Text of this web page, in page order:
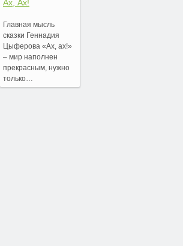
Ах, Ах!
Главная мысль
сказки Геннадия
Цыферова «Ах, ах!»
– мир наполнен
прекрасным, нужно
только…